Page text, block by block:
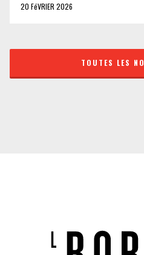
20 FéVRIER 2026
TOUTES LES